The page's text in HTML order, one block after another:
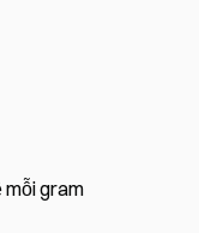
mỗi gram